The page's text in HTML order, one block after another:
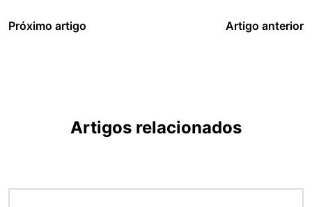
Próximo artigo Artigo anterior
Artigos relacionados